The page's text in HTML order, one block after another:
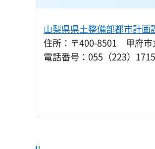
山梨県県土整備部都市計画
住所：〒400-8501 甲府市
電話番号：055（223）